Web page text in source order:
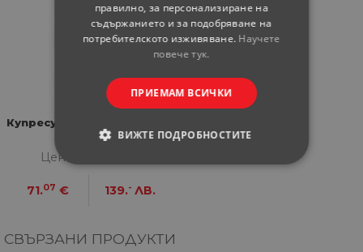
Купресус семпервиренс 18
Цена за бройка
71.07 € 139.- ЛВ.
СВЪРЗАНИ ПРОДУКТИ
правилно, за персонализиране на
съдържанието и за подобряване на
потребителското изживяване. Научете
повече тук.
ПРИЕМАМ ВСИЧКИ
ВИЖТЕ ПОДРОБНОСТИТЕ
МАРКЕТИНГOВИ